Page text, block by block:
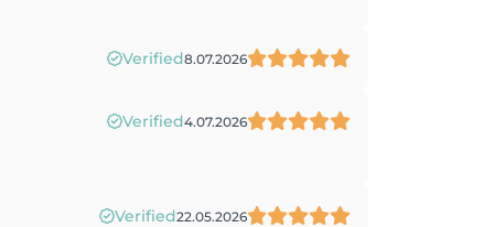
Verified8.07.2026
Verified4.07.2026
Verified22.05.2026